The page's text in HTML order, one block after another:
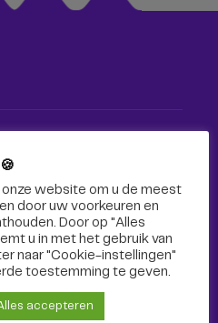
website om u de meest
door uw voorkeuren en
Door op "Alles
u in met het gebruik van
naar "Cookie-instellingen"
toestemming te geven.
accepteren